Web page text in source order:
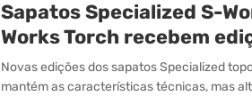
Sapatos Specialized S-
Works Torch recebem
Novas edições dos sapatos Specialized
mantém as características técnicas, mas